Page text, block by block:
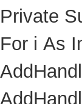
Private
For i As